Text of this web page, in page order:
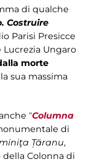
di qualche
Costruire
Parisi Presicce
Lucrezia Ungaro
morte
sua massima
“Columna
di
Țăranu,
Colonna di